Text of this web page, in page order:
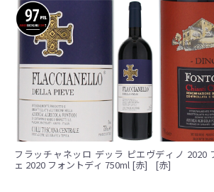
フラッチャネッロ デッラ ピエヴ
ェ 2020 フォントディ 750ml [赤]
ディノ 2020
[赤]